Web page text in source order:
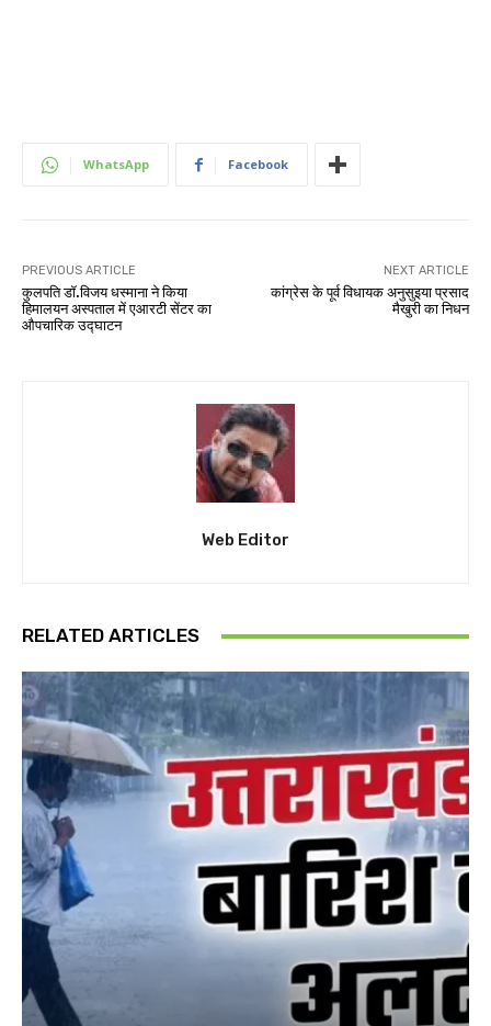
WhatsApp Facebook
PREVIOUS ARTICLE
कुलपति डॉ.विजय धस्माना ने किया
हिमालयन अस्पताल में एआरटी सेंटर का
औपचारिक उद्घाटन
NEXT ARTICLE
कांग्रेस के पूर्व विधायक अनुसुइया प्रसाद
मैखुरी का निधन
Web Editor
RELATED ARTICLES